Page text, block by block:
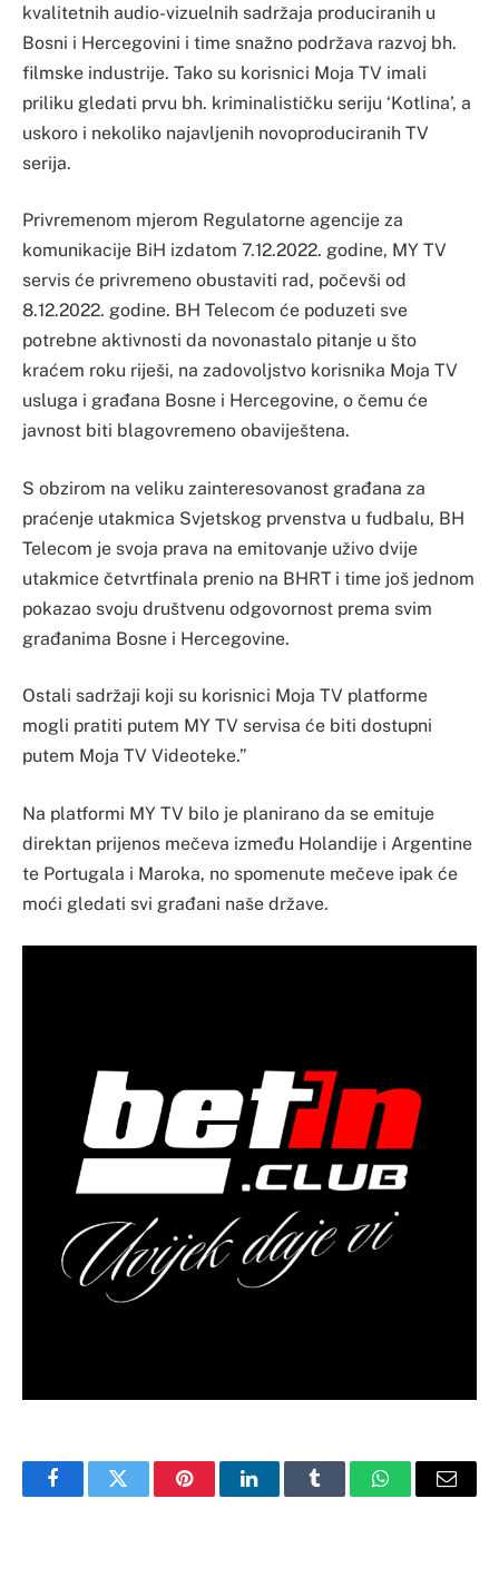
kvalitetnih audio-vizuelnih sadržaja produciranih u
Bosni i Hercegovini i time snažno podržava razvoj bh.
filmske industrije. Tako su korisnici Moja TV imali
priliku gledati prvu bh. kriminalističku seriju ‘Kotlina’, a
uskoro i nekoliko najavljenih novoproduciranih TV
serija.
Privremenom mjerom Regulatorne agencije za
komunikacije BiH izdatom 7.12.2022. godine, MY TV
servis će privremeno obustaviti rad, počevši od
8.12.2022. godine. BH Telecom će poduzeti sve
potrebne aktivnosti da novonastalo pitanje u što
kraćem roku riješi, na zadovoljstvo korisnika Moja TV
usluga i građana Bosne i Hercegovine, o čemu će
javnost biti blagovremeno obaviještena.
S obzirom na veliku zainteresovanost građana za
praćenje utakmica Svjetskog prvenstva u fudbalu, BH
Telecom je svoja prava na emitovanje uživo dvije
utakmice četvrtfinala prenio na BHRT i time još jednom
pokazao svoju društvenu odgovornost prema svim
građanima Bosne i Hercegovine.
Ostali sadržaji koji su korisnici Moja TV platforme
mogli pratiti putem MY TV servisa će biti dostupni
putem Moja TV Videoteke.”
Na platformi MY TV bilo je planirano da se emituje
direktan prijenos mečeva između Holandije i Argentine
te Portugala i Maroka, no spomenute mečeve ipak će
moći gledati svi građani naše države.
FacebookTwitter PinterestLinkedInTumblr WhatsAppEmail